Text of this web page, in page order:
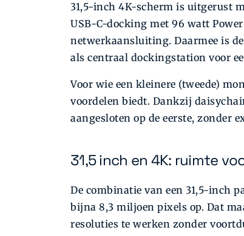
31,5-inch 4K-scherm is uitgerust
USB-C-docking met 96 watt
netwerkaansluiting. Daarmee is
als centraal dockingstation voor
Voor wie een kleinere (tweede)
voordelen biedt. Dankzij
aangesloten op de eerste, zonder
31,5 inch en 4K: ruimte
De combinatie van een 31,5-inch
bijna 8,3 miljoen pixels op. Dat
resoluties te werken zonder